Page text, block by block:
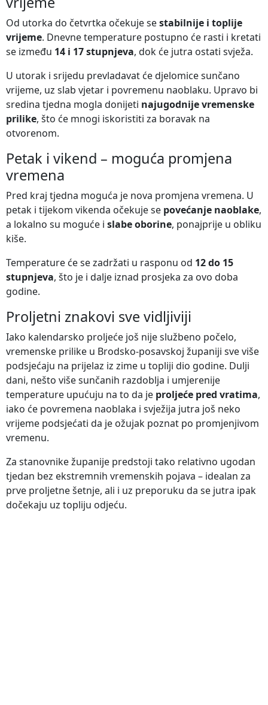
Od utorka do četvrtka očekuje sestabilnije i toplije
vrijeme. Dnevne temperature postupno će rasti i kretati
se između 14 i 17 stupnjeva, dok će jutra ostati svježa.
U utorak i srijedu prevladavat će djelomice sunčano
vrijeme, uz slab vjetar i povremenu naoblaku. Upravo bi
sredina tjedna mogla donijeti najugodnije vremenske
prilike, što će mnogi iskoristiti za boravak na
otvorenom.
Petak i vikend – moguća promjena
vremena
Pred kraj tjedna moguća je nova promjena vremena. U
petak i tijekom vikenda očekuje se povećanje naoblake,
a lokalno su moguće i slabe oborine, ponajprije u obliku
kiše.
Temperature će se zadržati u rasponu od 12 do 15
stupnjeva, što je i dalje iznad prosjeka za ovo doba
godine.
Proljetni znakovi sve vidljiviji
Iako kalendarsko proljeće još nije službeno počelo,
vremenske prilike u Brodsko-posavskoj županiji sve više
podsjećaju na prijelaz iz zime u topliji dio godine. Dulji
dani, nešto više sunčanih razdoblja i umjerenije
temperature upućuju na to da je proljeće pred vratima,
iako će povremena naoblaka i svježija jutra još neko
vrijeme podsjećati da je ožujak poznat po promjenjivom
vremenu.
Za stanovnike županije predstoji tako relativno ugodan
tjedan bez ekstremnih vremenskih pojava – idealan za
prve proljetne šetnje, ali i uz preporuku da se jutra ipak
dočekaju uz topliju odjeću.